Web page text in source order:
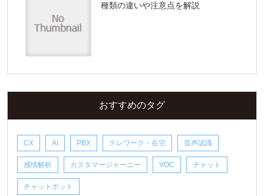
種類の違いや注意点を解説
おすすめのタグ
CX AI PBX テレワーク・在宅 音声認識
感情解析 カスタマージャーニー VOC チャット
チャットボット